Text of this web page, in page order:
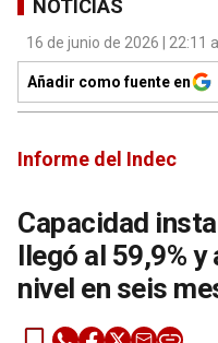
NOTICIAS
16 de junio de 2026 | 22:11
Añadir como fuente en
Informe del Indec
Capacidad
llegó al 59,9%
nivel en seis